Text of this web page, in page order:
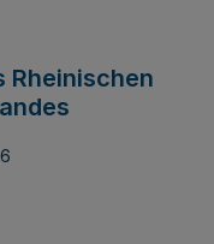
Rheinischen